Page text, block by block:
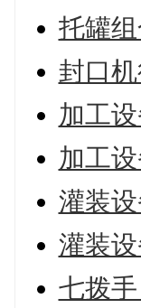
托罐
封口
加工
加工
灌装
灌装
七拨